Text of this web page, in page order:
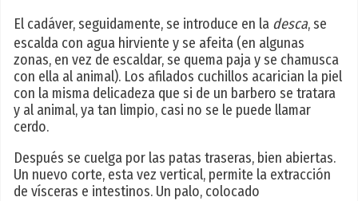
El cadáver, seguidamente, se introduce en la desca, se
escalda con agua hirviente y se afeita (en algunas
zonas, en vez de escaldar, se quema paja y se chamusca
con ella al animal). Los afilados cuchillos acarician la piel
con la misma delicadeza que si de un barbero se tratara
y al animal, ya tan limpio, casi no se le puede llamar
cerdo.
Después se cuelga por las patas traseras, bien abiertas.
Un nuevo corte, esta vez vertical, permite la extracción
de vísceras e intestinos. Un palo, colocado